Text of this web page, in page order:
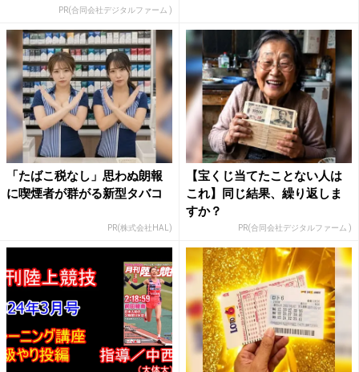
PR(合同会社デジタルファーム )
「たばこ税なし」思わぬ朗報
に喫煙者が群がる新型タバコ
PR(株式会社HAL)
【宝くじ当てたことない人は
これ】同じ結果、繰り返しま
すか？
PR(合同会社デジタルファーム )